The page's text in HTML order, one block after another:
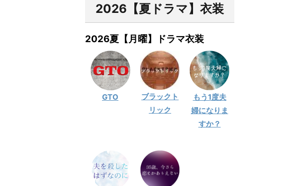
2026【夏ドラマ】衣装
2026夏【月曜】ドラマ衣装
GTO
ブラックト
リック
もう1度夫
婦になりま
すか？